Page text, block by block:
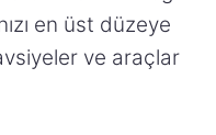
en üst düzeye
ve araçlar